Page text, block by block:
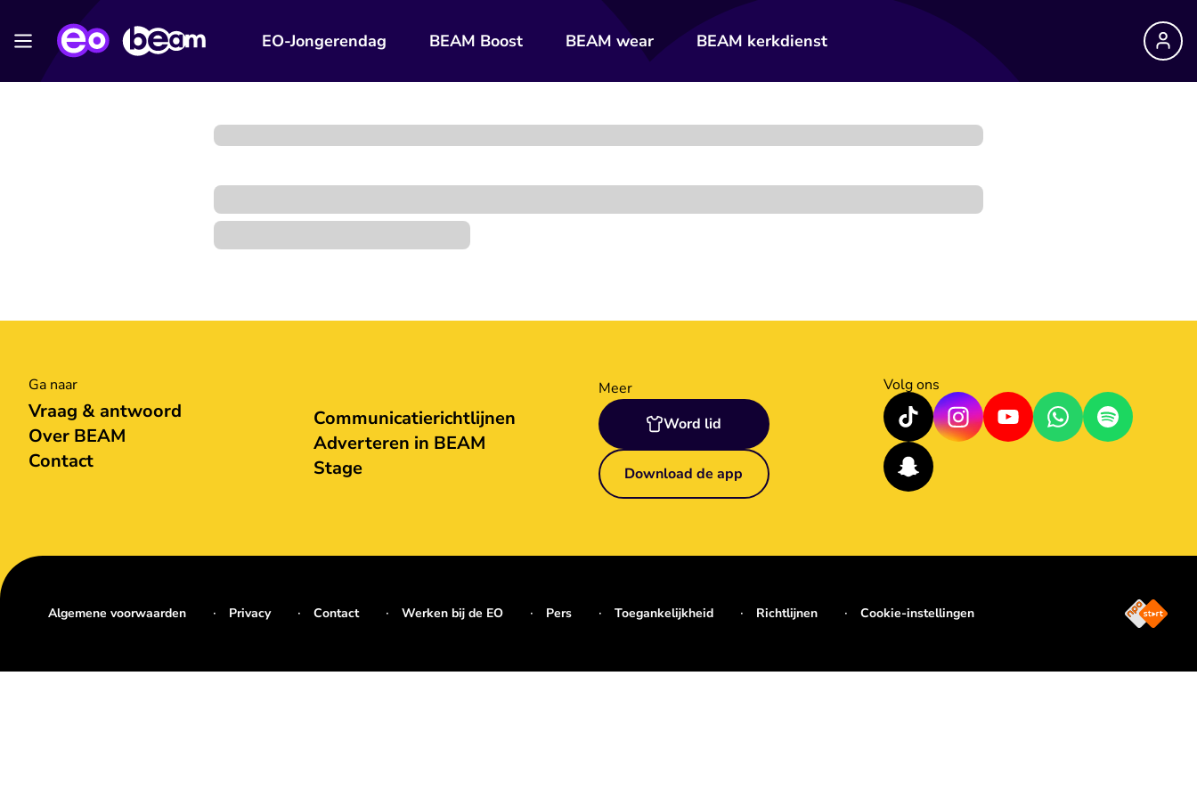
EO-Jongerendag BEAM Boost BEAM wear BEAM kerkdienst
Ga naar
Vraag & antwoord
Over BEAM
Contact
Communicatierichtlijnen
Adverteren in BEAM
Stage
Meer
Word lid
Download de app
Volg ons
Algemene voorwaarden Privacy Contact Werken bij de EO Pers Toegankelijkheid Richtlijnen Cookie-instellingen